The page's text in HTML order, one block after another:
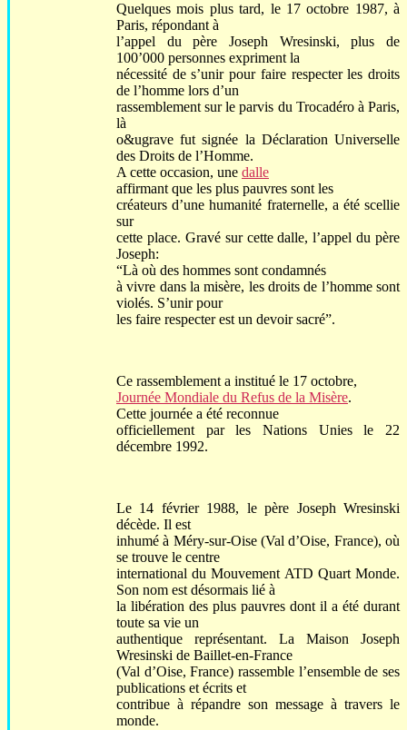
Quelques mois plus tard, le 17 octobre 1987, à
Paris, répondant à
l’appel du père Joseph Wresinski, plus de
100’000 personnes expriment la
nécessité de s’unir pour faire respecter les droits
de l’homme lors d’un
rassemblement sur le parvis du Trocadéro à Paris,
là
o&ugrave fut signée la Déclaration Universelle
des Droits de l’Homme.
A cette occasion, une dalle
affirmant que les plus pauvres sont les
créateurs d’une humanité fraternelle, a été scellie
sur
cette place. Gravé sur cette dalle, l’appel du père
Joseph:
“Là où des hommes sont condamnés
à vivre dans la misère, les droits de l’homme sont
violés. S’unir pour
les faire respecter est un devoir sacré”.
Ce rassemblement a institué le 17 octobre,
Journée Mondiale du Refus de la Misère.
Cette journée a été reconnue
officiellement par les Nations Unies le 22
décembre 1992.
Le 14 février 1988, le père Joseph Wresinski
décède. Il est
inhumé à Méry-sur-Oise (Val d’Oise, France), où
se trouve le centre
international du Mouvement ATD Quart Monde.
Son nom est désormais lié à
la libération des plus pauvres dont il a été durant
toute sa vie un
authentique représentant. La Maison Joseph
Wresinski de Baillet-en-France
(Val d’Oise, France) rassemble l’ensemble de ses
publications et écrits et
contribue à répandre son message à travers le
monde.